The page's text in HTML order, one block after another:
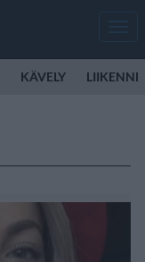
KÄVELY LIIKENNE